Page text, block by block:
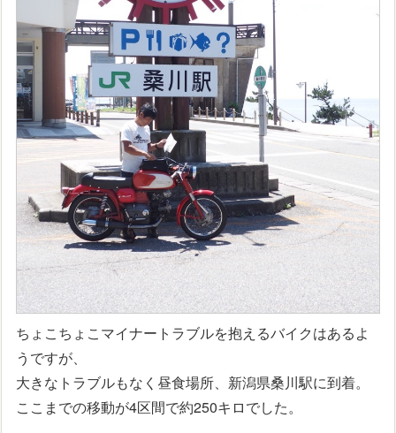
ちょこちょこマイナートラブルを抱えるバイクはあるよ
うですが、
大きなトラブルもなく昼食場所、新潟県桑川駅に到着。
ここまでの移動が4区間で約250キロでした。